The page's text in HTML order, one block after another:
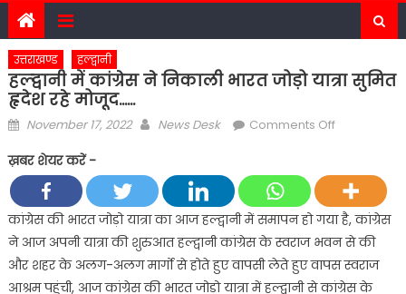
उत्तराखण्ड हल्द्वानी
हल्द्वानी में कांग्रेस ने निकाली भारत जोड़ो यात्रा सुमित
हृदेश रहे मोजूद……
Posted
November 17, 2022 Author
News Desk Comments Offon
कांग्रेस
ने
निकाली
भारत
जोड़ो
यात्रा
ख़बर शेयर करें -
कांग्रेस की भारत जोड़ो यात्रा का आज हल्द्वानी में समापन हो गया है, कांग्रेस
ने आज अपनी यात्रा की शुरुआत हल्द्वानी कांग्रेस के स्वराज भवन से की
और शहर के अलग-अलग मार्गो से होते हुए वापसी लेते हुए वापस स्वराज
आश्रम पहुंची, आज कांग्रेस की भारत जोड़ो यात्रा में हल्द्वानी से कांग्रेस के